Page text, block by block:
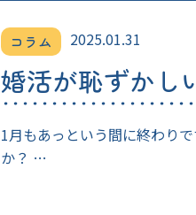
コラム 2025.01.31
婚活が恥ずかし
1月もあっという間に終わり
か？ …